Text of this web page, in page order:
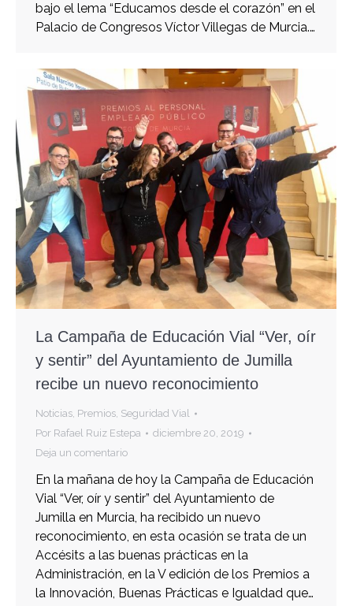
bajo el lema “Educamos desde el corazón” en el
Palacio de Congresos Víctor Villegas de Murcia.…
La Campaña de Educación Vial “Ver, oír
y sentir” del Ayuntamiento de Jumilla
recibe un nuevo reconocimiento
Noticias, Premios, Seguridad Vial
Por Rafael Ruiz Estepa
diciembre 20, 2019
Deja un comentario
En la mañana de hoy la Campaña de Educación
Vial “Ver, oír y sentir” del Ayuntamiento de
Jumilla en Murcia, ha recibido un nuevo
reconocimiento, en esta ocasión se trata de un
Accésits a las buenas prácticas en la
Administración, en la V edición de los Premios a
la Innovación, Buenas Prácticas e Igualdad que…